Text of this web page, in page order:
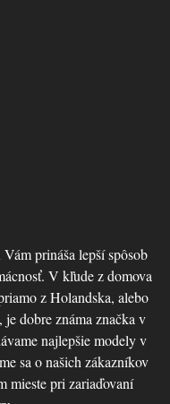
prináša lepší spôsob
V kľude z domova
z Holandska, alebo
dobre známa značka v
najlepšie modely v
sa o našich zákazníkov
mieste pri zariaďovaní